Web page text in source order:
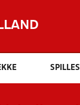
Hvad
INDHOLD